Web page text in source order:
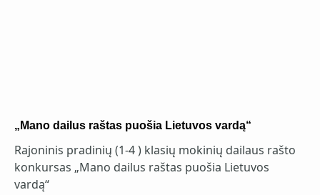
„Mano dailus raštas puošia Lietuvos vardą“
Rajoninis pradinių (1-4 ) klasių mokinių dailaus rašto
konkursas „Mano dailus raštas puošia Lietuvos
vardą“